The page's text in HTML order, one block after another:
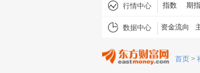
行情中心 指数 期指
数据中心 资金流向
首页 >